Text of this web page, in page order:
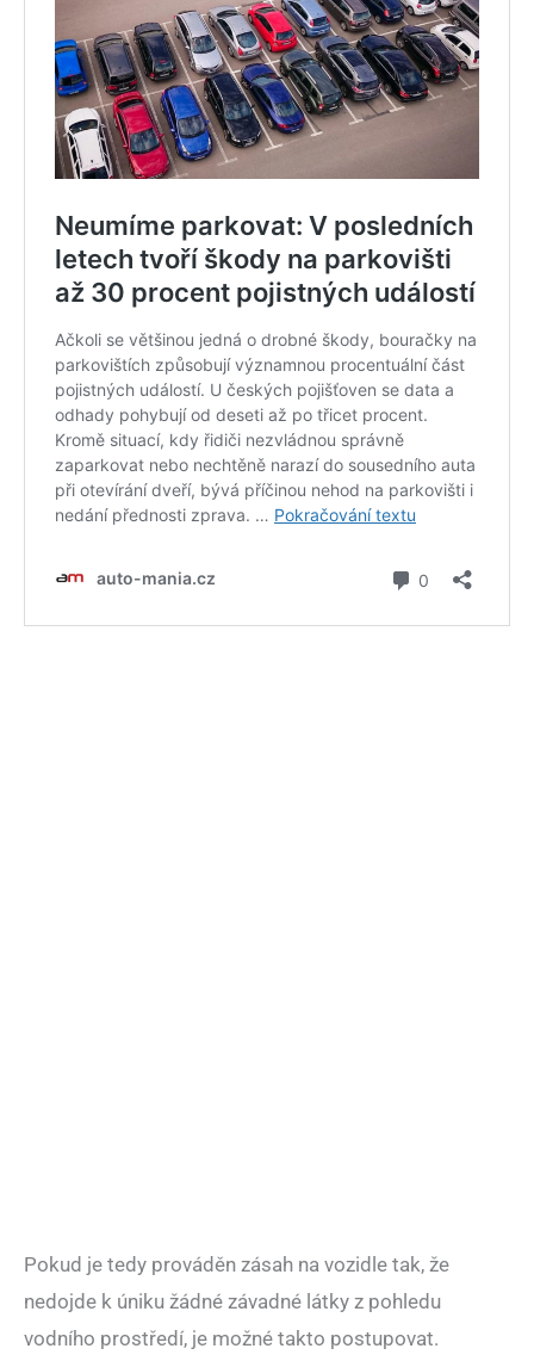
Pokud je tedy prováděn zásah na vozidle tak, že
nedojde k úniku žádné závadné látky z pohledu
vodního prostředí, je možné takto postupovat.